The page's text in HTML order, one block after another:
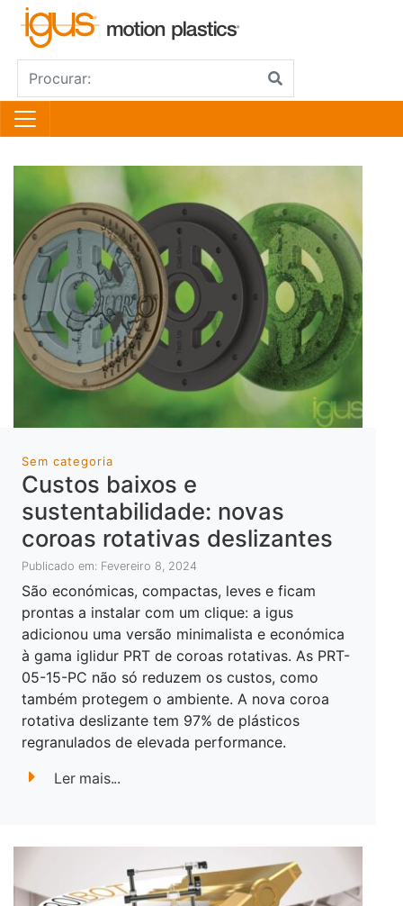
Sem categoria
Custos baixos e
sustentabilidade: novas
coroas rotativas deslizantes
Publicado em: Fevereiro 8, 2024
São económicas, compactas, leves e ficam
prontas a instalar com um clique: a igus
adicionou uma versão minimalista e económica
à gama iglidur PRT de coroas rotativas. As PRT-
05-15-PC não só reduzem os custos, como
também protegem o ambiente. A nova coroa
rotativa deslizante tem 97% de plásticos
regranulados de elevada performance.
Ler mais...